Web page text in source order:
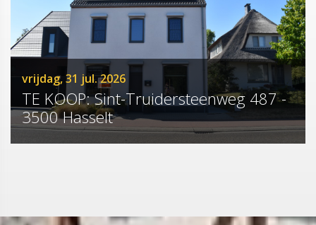
vrijdag, 31 jul. 2026
TE KOOP: Sint-Truidersteenweg 487 -
3500 Hasselt